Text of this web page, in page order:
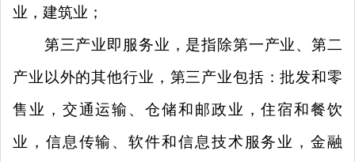
业，建筑业；
第三产业即服务业，是指除第一产业、第二
产业以外的其他行业，第三产业包括：批发和零
售业，交通运输、仓储和邮政业，住宿和餐饮
业，信息传输、软件和信息技术服务业，金融